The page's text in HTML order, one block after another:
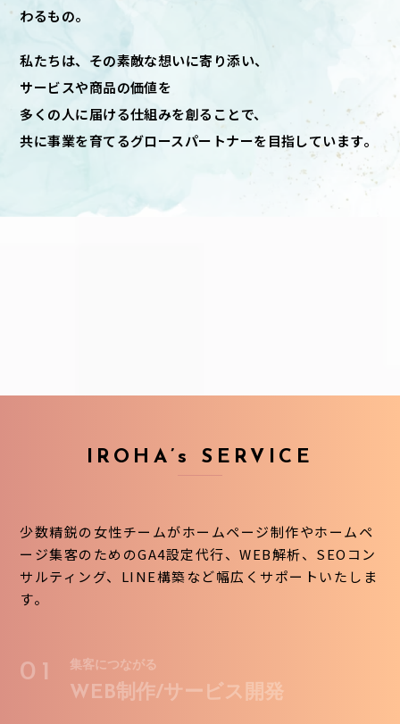
わるもの。
私たちは、その素敵な想いに寄り添い、
サービスや商品の価値を
多くの人に届ける仕組みを創ることで、
共に事業を育てるグロースパートナーを目指しています。
IROHA’s SERVICE
少数精鋭の女性チームがホームページ制作やホームペ
ージ集客のためのGA4設定代行、WEB解析、SEOコン
サルティング、LINE構築など幅広くサポートいたしま
す。
01 集客につながる
WEB制作/サービス開発